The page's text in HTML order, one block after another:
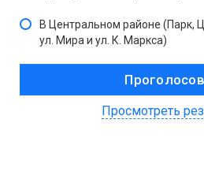
В Центральном районе (Парк,
ул. Мира и ул. К. Маркса)
Просмотреть